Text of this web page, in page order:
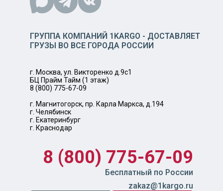
ГРУППА КОМПАНИЙ 1KARGO - ДОСТАВЛЯЕТ
ГРУЗЫ ВО ВСЕ ГОРОДА РОССИИ
г. Москва, ул. Викторенко д.9с1
БЦ Прайм Тайм (1 этаж)
8 (800) 775-67-09
г. Магнитогорск, пр. Карла Маркса, д.194
г. Челябинск
г. Екатеринбург
г. Краснодар
8 (800) 775-67-09
Бесплатный по России
zakaz@1kargo.ru